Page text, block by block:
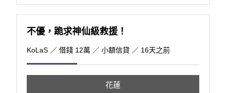
不優，跪求神仙級救援！
KoLaS ／ 借錢 12萬 ／ 小額信貸 ／ 16天之前
花蓮